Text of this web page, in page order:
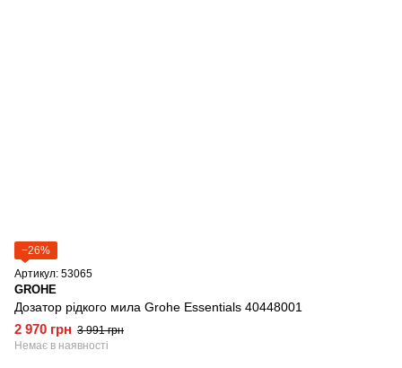
−26%
Артикул: 53065
GROHE
Дозатор рідкого мила Grohe Essentials 40448001
2 970 грн 3 991 грн
Немає в наявності